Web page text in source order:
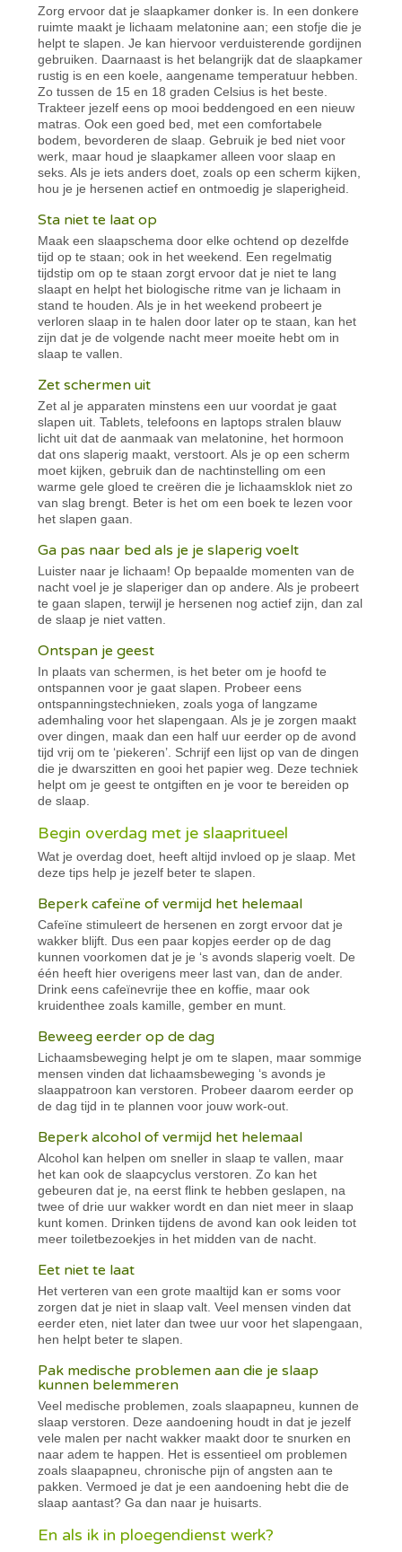
Zorg ervoor dat je slaapkamer donker is. In een donkere
ruimte maakt je lichaam melatonine aan; een stofje die je
helpt te slapen. Je kan hiervoor verduisterende gordijnen
gebruiken. Daarnaast is het belangrijk dat de slaapkamer
rustig is en een koele, aangename temperatuur hebben.
Zo tussen de 15 en 18 graden Celsius is het beste.
Trakteer jezelf eens op mooi beddengoed en een nieuw
matras. Ook een goed bed, met een comfortabele
bodem, bevorderen de slaap. Gebruik je bed niet voor
werk, maar houd je slaapkamer alleen voor slaap en
seks. Als je iets anders doet, zoals op een scherm kijken,
hou je je hersenen actief en ontmoedig je slaperigheid.
Sta niet te laat op
Maak een slaapschema door elke ochtend op dezelfde
tijd op te staan; ook in het weekend. Een regelmatig
tijdstip om op te staan zorgt ervoor dat je niet te lang
slaapt en helpt het biologische ritme van je lichaam in
stand te houden. Als je in het weekend probeert je
verloren slaap in te halen door later op te staan, kan het
zijn dat je de volgende nacht meer moeite hebt om in
slaap te vallen.
Zet schermen uit
Zet al je apparaten minstens een uur voordat je gaat
slapen uit. Tablets, telefoons en laptops stralen blauw
licht uit dat de aanmaak van melatonine, het hormoon
dat ons slaperig maakt, verstoort. Als je op een scherm
moet kijken, gebruik dan de nachtinstelling om een
warme gele gloed te creëren die je lichaamsklok niet zo
van slag brengt. Beter is het om een boek te lezen voor
het slapen gaan.
Ga pas naar bed als je je slaperig voelt
Luister naar je lichaam! Op bepaalde momenten van de
nacht voel je je slaperiger dan op andere. Als je probeert
te gaan slapen, terwijl je hersenen nog actief zijn, dan zal
de slaap je niet vatten.
Ontspan je geest
In plaats van schermen, is het beter om je hoofd te
ontspannen voor je gaat slapen. Probeer eens
ontspanningstechnieken, zoals yoga of langzame
ademhaling voor het slapengaan. Als je je zorgen maakt
over dingen, maak dan een half uur eerder op de avond
tijd vrij om te ‘piekeren’. Schrijf een lijst op van de dingen
die je dwarszitten en gooi het papier weg. Deze techniek
helpt om je geest te ontgiften en je voor te bereiden op
de slaap.
Begin overdag met je slaapritueel
Wat je overdag doet, heeft altijd invloed op je slaap. Met
deze tips help je jezelf beter te slapen.
Beperk cafeïne of vermijd het helemaal
Cafeïne stimuleert de hersenen en zorgt ervoor dat je
wakker blijft. Dus een paar kopjes eerder op de dag
kunnen voorkomen dat je je ‘s avonds slaperig voelt. De
één heeft hier overigens meer last van, dan de ander.
Drink eens cafeïnevrije thee en koffie, maar ook
kruidenthee zoals kamille, gember en munt.
Beweeg eerder op de dag
Lichaamsbeweging helpt je om te slapen, maar sommige
mensen vinden dat lichaamsbeweging ‘s avonds je
slaappatroon kan verstoren. Probeer daarom eerder op
de dag tijd in te plannen voor jouw work-out.
Beperk alcohol of vermijd het helemaal
Alcohol kan helpen om sneller in slaap te vallen, maar
het kan ook de slaapcyclus verstoren. Zo kan het
gebeuren dat je, na eerst flink te hebben geslapen, na
twee of drie uur wakker wordt en dan niet meer in slaap
kunt komen. Drinken tijdens de avond kan ook leiden tot
meer toiletbezoekjes in het midden van de nacht.
Eet niet te laat
Het verteren van een grote maaltijd kan er soms voor
zorgen dat je niet in slaap valt. Veel mensen vinden dat
eerder eten, niet later dan twee uur voor het slapengaan,
hen helpt beter te slapen.
Pak medische problemen aan die je slaap
kunnen belemmeren
Veel medische problemen, zoals slaapapneu, kunnen de
slaap verstoren. Deze aandoening houdt in dat je jezelf
vele malen per nacht wakker maakt door te snurken en
naar adem te happen. Het is essentieel om problemen
zoals slaapapneu, chronische pijn of angsten aan te
pakken. Vermoed je dat je een aandoening hebt die de
slaap aantast? Ga dan naar je huisarts.
En als ik in ploegendienst werk?